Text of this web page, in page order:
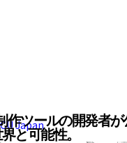
作ツールの開発者
と可能性。
Japan